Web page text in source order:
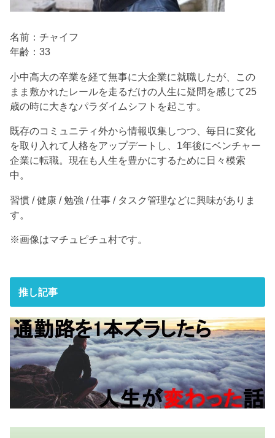
名前：チャイフ
年齢：33
小中高大の卒業を経て無事に大企業に就職したが、この
まま敷かれたレールを走るだけの人生に疑問を感じて25
歳の時に大きなパラダイムシフトを起こす。
既存のコミュニティ外から情報収集しつつ、毎日に変化
を取り入れて人格をアップデートし、1年後にベンチャー
企業に転職。現在も人生を豊かにするために日々模索
中。
習慣 / 健康 / 勉強 / 仕事 / タスク管理などに興味がありま
す。
※画像はマチュピチュ村です。
推し記事